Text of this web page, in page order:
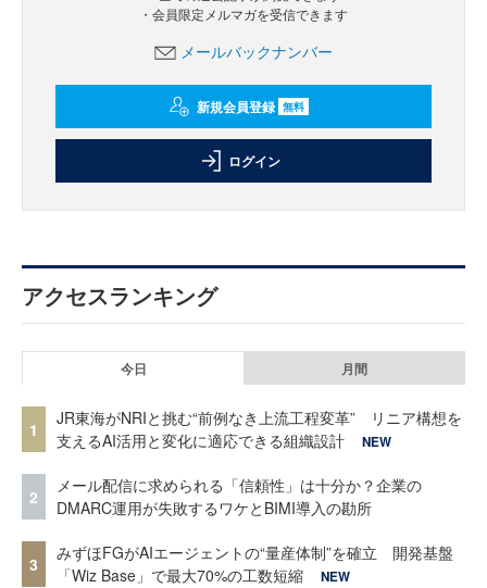
・会員限定メルマガを受信できます
メールバックナンバー
新規会員登録 無料
ログイン
アクセスランキング
今日 月間
1
JR東海がNRIと挑む“前例なき上流工程変革” リニア構想を
支えるAI活用と変化に適応できる組織設計
NEW
2
メール配信に求められる「信頼性」は十分か？企業の
DMARC運用が失敗するワケとBIMI導入の勘所
3
みずほFGがAIエージェントの“量産体制”を確立 開発基盤
「Wiz Base」で最大70%の工数短縮
NEW